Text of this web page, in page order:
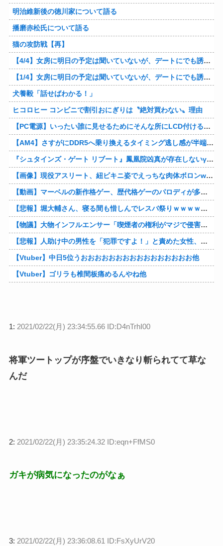
明治維新後の徳川家について語る
播磨赤松氏について語る
猫の攻防戦【再】
【4/4】女房に明日の予定は聞いていないが、デートにでも誘ってみる。多分断られるはずだ。間男と会うからね。はいはいどうぞ思う存分お楽しみください。そのうち地獄に落してやるわ！
【1/4】女房に明日の予定は聞いていないが、デートにでも誘ってみる。多分断られるはずだ。間男と会うからね。はいはいどうぞ思う存分お楽しみください。そのうち地獄に落してやるわ！
犬養毅「話せばわかる！」
ヒコロヒー コンビニで割引おにぎりは〝絶対買わない〟理由
【PC電源】いったい誰に見せるためにそんな所にLCD付けるのかな
【AM4】さすがにDDR5へ乗り換えるタイミング逃し感が半端ない
『シュタインズ・ゲート リブート』鳳凰院凶真が存在しないγ（ガンマ）世界線が追加される
【画像】現役アスリート、紐ビキニ姿でえっちな肉体ボロンwww
【動画】マーベルの新作格ゲー、歴代格ゲーのパロディが多すぎて話題にwwwwwww
【悲報】堀大輔さん、寝る間も惜しんでレスバ祭りｗｗｗｗｗｗｗｗｗｗｗｗｗｗｗｗｗｗｗｗｗｗｗｗ他
【物議】大物インフルエンサー「喫煙者の権利がマジで侵害されてる。いくら税金払ってるんだ」他
【悲報】人助け中の男性を「犯罪ですよ！」と責めた女性、警察が来た瞬間逃げる他
【Vtuber】中日5位うおおおおおおおおおおおおおおおお他
【Vtuber】ゴリラも椎間板痛めるんやね他
1: 2021/02/22(月) 23:34:55.66 ID:D4nTrhI00
将軍ツートップが序盤でいきなり斬られてて草な
んだ
2: 2021/02/22(月) 23:35:24.32 ID:eqn+FfMS0
ガキが病気になったのがなぁ
3: 2021/02/22(月) 23:36:08.61 ID:FsXyUrV20